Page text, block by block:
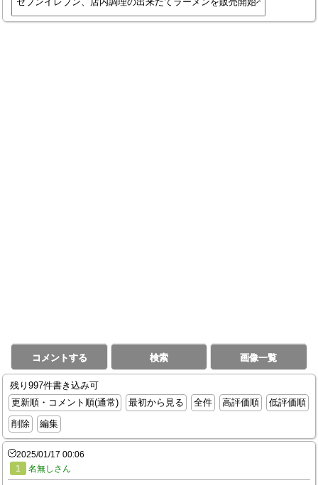
コメントする 検索 画像一覧
残り997件書き込み可
更新順・コメント順(通常)
最初から見る 全件 高評価順
低評価順
削除
編集
2025/01/17 00:06
1
名無しさん